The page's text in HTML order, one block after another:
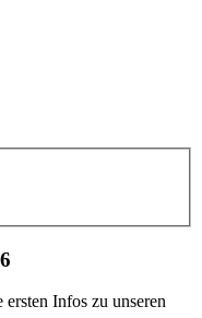
Infos zu unseren